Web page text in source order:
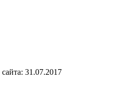
31.07.2017